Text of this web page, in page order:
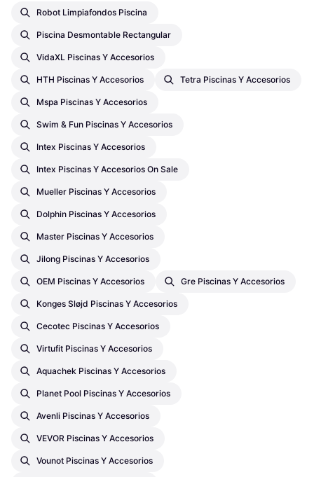
Robot Limpiafondos Piscina
Piscina Desmontable Rectangular
VidaXL Piscinas Y Accesorios
HTH Piscinas Y Accesorios Tetra Piscinas Y Accesorios
Mspa Piscinas Y Accesorios
Swim & Fun Piscinas Y Accesorios
Intex Piscinas Y Accesorios
Intex Piscinas Y Accesorios On Sale
Mueller Piscinas Y Accesorios
Dolphin Piscinas Y Accesorios
Master Piscinas Y Accesorios
Jilong Piscinas Y Accesorios
OEM Piscinas Y Accesorios Gre Piscinas Y Accesorios
Konges Sløjd Piscinas Y Accesorios
Cecotec Piscinas Y Accesorios
Virtufit Piscinas Y Accesorios
Aquachek Piscinas Y Accesorios
Planet Pool Piscinas Y Accesorios
Avenli Piscinas Y Accesorios
VEVOR Piscinas Y Accesorios
Vounot Piscinas Y Accesorios